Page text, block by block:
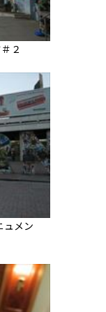
２
ュメン